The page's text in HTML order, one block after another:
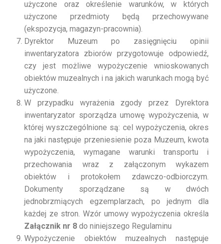
użyczone oraz określenie warunków, w których
użyczone przedmioty będą przechowywane
(ekspozycja, magazyn-pracownia).
Dyrektor Muzeum po zasięgnięciu opinii
inwentaryzatora zbiorów przygotowuje odpowiedź,
czy jest możliwe wypożyczenie wnioskowanych
obiektów muzealnych i na jakich warunkach mogą być
użyczone.
W przypadku wyrażenia zgody przez Dyrektora
inwentaryzator sporządza umowę wypożyczenia, w
której wyszczególnione są: cel wypożyczenia, okres
na jaki następuje przeniesienie poza Muzeum, kwota
wypożyczenia, wymagane warunki transportu i
przechowania wraz z załączonym wykazem
obiektów i protokołem zdawczo-odbiorczym.
Dokumenty sporządzane są w dwóch
jednobrzmiących egzemplarzach, po jednym dla
każdej ze stron. Wzór umowy wypożyczenia określa
Załącznik nr 8 do niniejszego Regulaminu
Wypożyczenie obiektów muzealnych następuje